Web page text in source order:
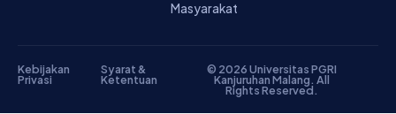
Masyarakat
© 2026 Universitas PGRI
Kanjuruhan Malang. All
Rights Reserved.
Kebijakan
Privasi
Syarat &
Ketentuan